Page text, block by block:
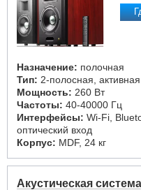
Назначение: полочная
Тип: 2-полосная, активная
Мощность: 260 Вт
Частоты: 40-40000 Гц
Интерфейсы: Wi-Fi,
оптический вход
Корпус: MDF, 24 кг
Акустическая